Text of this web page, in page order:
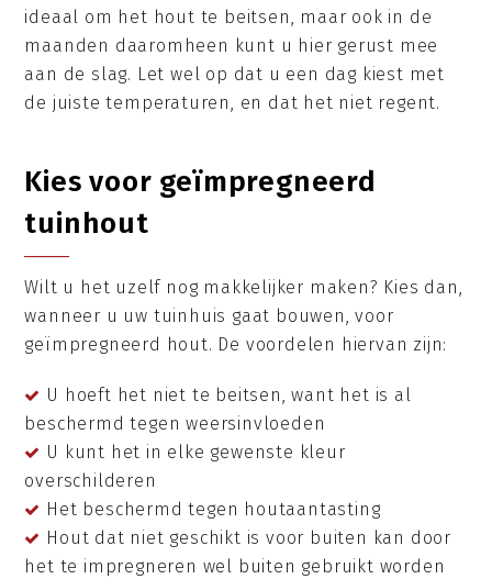
ideaal om het hout te beitsen, maar ook in de
maanden daaromheen kunt u hier gerust mee
aan de slag. Let wel op dat u een dag kiest met
de juiste temperaturen, en dat het niet regent.
Kies voor geïmpregneerd
tuinhout
Wilt u het uzelf nog makkelijker maken? Kies dan,
wanneer u uw tuinhuis gaat bouwen, voor
geïmpregneerd hout. De voordelen hiervan zijn:
U hoeft het niet te beitsen, want het is al
beschermd tegen weersinvloeden
U kunt het in elke gewenste kleur
overschilderen
Het beschermd tegen houtaantasting
Hout dat niet geschikt is voor buiten kan door
het te impregneren wel buiten gebruikt worden